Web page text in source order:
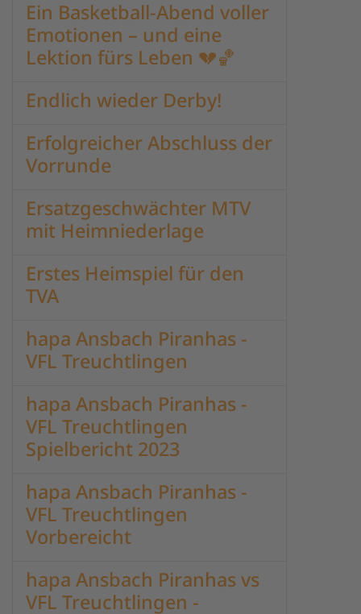
Ein Basketball-Abend voller
Emotionen – und eine
Lektion fürs Leben 💔🏀
Endlich wieder Derby!
Erfolgreicher Abschluss der
Vorrunde
Ersatzgeschwächter MTV
mit Heimniederlage
Erstes Heimspiel für den
TVA
hapa Ansbach Piranhas -
VFL Treuchtlingen
hapa Ansbach Piranhas -
VFL Treuchtlingen
Spielbericht 2023
hapa Ansbach Piranhas -
VFL Treuchtlingen
Vorbereicht
hapa Ansbach Piranhas vs
VFL Treuchtlingen -